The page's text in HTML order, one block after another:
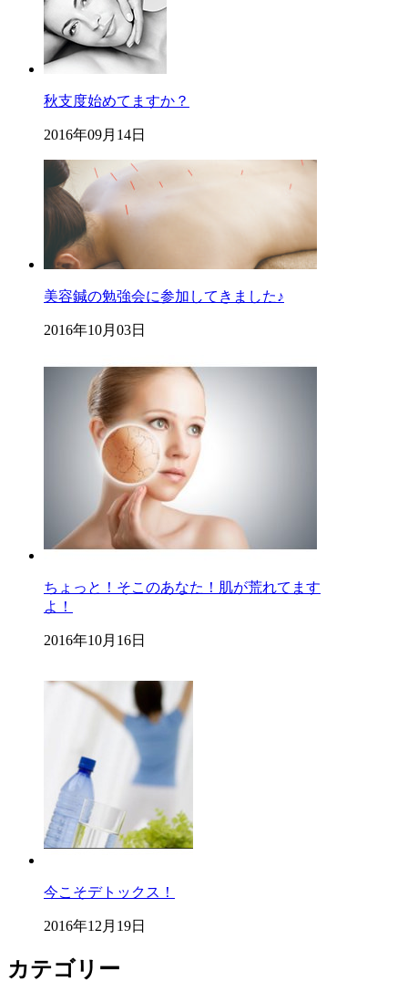
秋支度始めてますか？
2016年09月14日
美容鍼の勉強会に参加してきました♪
2016年10月03日
ちょっと！そこのあなた！肌が荒れてます
よ！
2016年10月16日
今こそデトックス！
2016年12月19日
カテゴリー